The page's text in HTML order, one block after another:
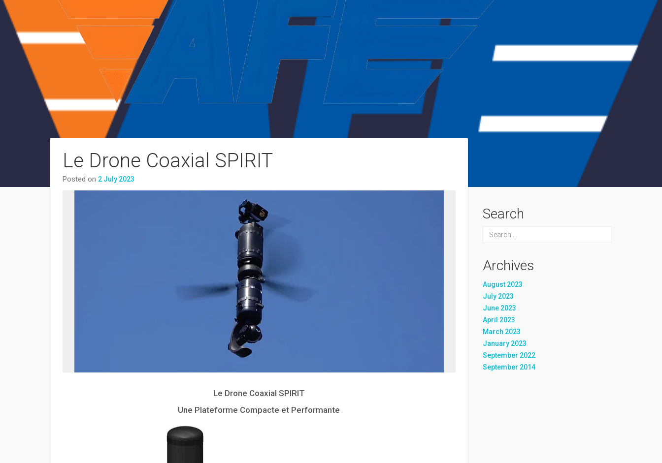
Le Drone Coaxial SPIRIT
Posted on 2 July 2023
Le Drone Coaxial SPIRIT
Une Plateforme Compacte et Performante
Search
Archives
August 2023
July 2023
June 2023
April 2023
March 2023
January 2023
September 2022
September 2014